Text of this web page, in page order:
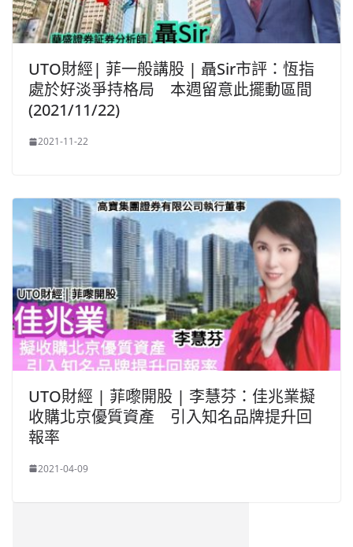
UTO財經| 菲一般講股 | 聶Sir市評：恆指
處於好淡爭持格局 本週留意此擺動區間
(2021/11/22)
2021-11-22
UTO財經 | 菲嚟開股 | 李慧芬：佳兆業擬
收購北京優質資產 引入知名品牌提升回
報率
2021-04-09